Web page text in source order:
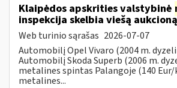
Klaipėdos apskrities valstybinė
inspekcija skelbia viešą
Web turinio sąrašas 2026-07-07
Automobilį Opel Vivaro (2004 m.
Automobilį Skoda Superb (2006 m.
metalines spintas Palangoje (140
metalines...